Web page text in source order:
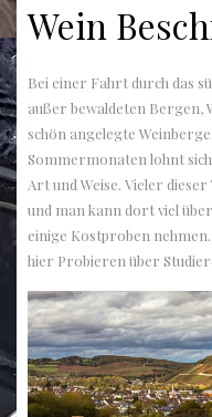
Wein
Bei einer Fahrt durch das
außer bewaldeten Bergen,
schön angelegte
Sommermonaten lohnt
Art und Weise. Vieler
und man kann dort viel
einige Kostproben
hier Probieren über